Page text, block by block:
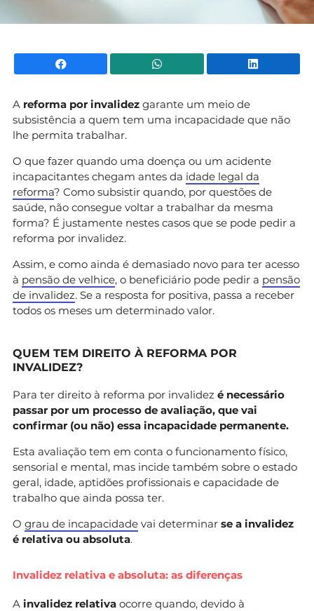
Facebook WhatsApp
A reforma por invalidez garante um meio de
subsistência a quem tem uma incapacidade que não
lhe permita trabalhar.
O que fazer quando uma doença ou um acidente
incapacitantes chegam antes da idade legal da
reforma? Como subsistir quando, por questões de
saúde, não consegue voltar a trabalhar da mesma
forma? É justamente nestes casos que se pode pedir a
reforma por invalidez.
Assim, e como ainda é demasiado novo para ter acesso
à pensão de velhice, o beneficiário pode pedir a pensão
de invalidez. Se a resposta for positiva, passa a receber
todos os meses um determinado valor.
QUEM TEM DIREITO À REFORMA POR
INVALIDEZ?
Para ter direito à reforma por invalidez é necessário
passar por um processo de avaliação, que vai
confirmar (ou não) essa incapacidade permanente.
Esta avaliação tem em conta o funcionamento físico,
sensorial e mental, mas incide também sobre o estado
geral, idade, aptidões profissionais e capacidade de
trabalho que ainda possa ter.
O grau de incapacidade vai determinar se a invalidez
é relativa ou absoluta.
Invalidez relativa e absoluta: as diferenças
A invalidez relativa ocorre quando, devido à